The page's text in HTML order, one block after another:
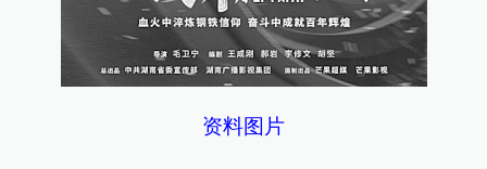
资料图片